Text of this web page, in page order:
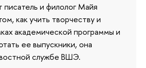
писатель и филолог Майя
как учить творчеству и
академической программы и
ее выпускники, она
службе ВШЭ.